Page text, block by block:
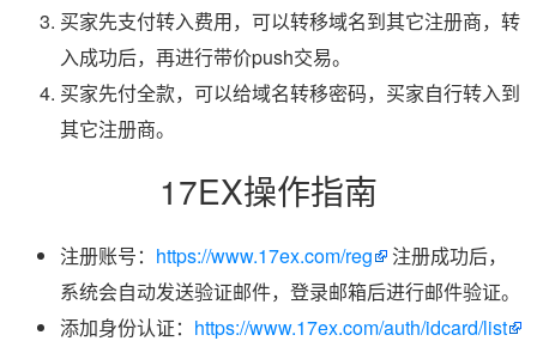
买家先支付转入费用，可以转移域名到其它注册商，转
入成功后，再进行带价push交易。
买家先付全款，可以给域名转移密码，买家自行转入到
其它注册商。
17EX操作指南
注册账号： https://www.17ex.com/reg
注册成功后，
系统会自动发送验证邮件，登录邮箱后进行邮件验证。
添加身份认证： https://www.17ex.com/auth/idcard/list